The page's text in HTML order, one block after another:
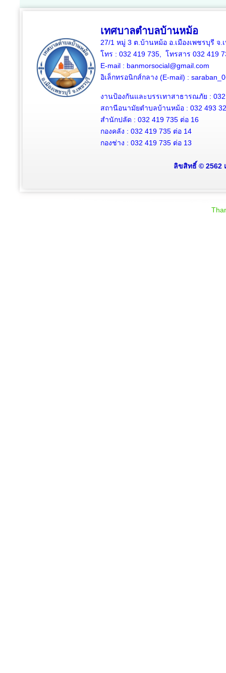
เทศบาลตำบลบ้านหม้อ
27/1 หมู่ 3 ต.บ้านหม้อ อ.เมืองเพชรบุรี จ.
โทร : 032 419 735, โทรสาร 032 419
E-mail : banmorsocial@gmail.com
อิเล็กทรอนิกส์กลาง (E-mail) :
งานป้องกันและบรรเทาสาธารณภัย :
สถานีอนามัยตำบลบ้านหม้อ : 032 493
สำนักปลัด : 032 419 735 ต่อ 16
กองคลัง : 032 419 735 ต่อ 14
กองช่าง : 032 419 735 ต่อ 13
ลิขสิทธิ์ © 2562